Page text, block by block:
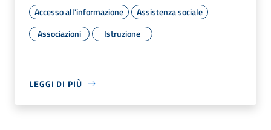
Accesso all'informazione
Assistenza sociale
Associazioni
Istruzione
LEGGI DI PIÙ